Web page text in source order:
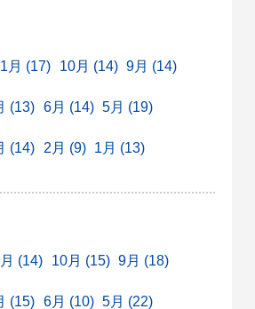
月 (17) 10月 (14) 9月 (14)
(13) 6月 (14) 5月 (19)
(14) 2月 (9) 1月 (13)
(14) 10月 (15) 9月 (18)
(15) 6月 (10) 5月 (22)